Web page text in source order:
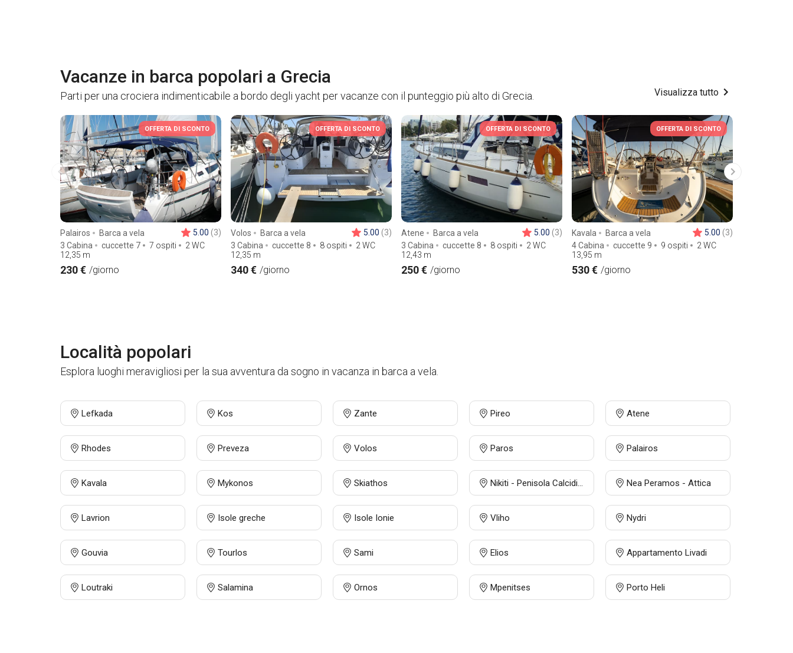
Vacanze in barca popolari a Grecia
Parti per una crociera indimenticabile a bordo degli yacht per vacanze con il punteggio più alto di Grecia.
OFFERTA DI SCONTO
Palairos
Barca a vela
3 Cabina
cuccette 7 7 ospiti
2 WC
12,35 m
230 € /giorno
5.00 (3)
OFFERTA DI SCONTO
Volos
Barca a vela
3 Cabina
cuccette 8 8 ospiti
2 WC
12,35 m
340 € /giorno
5.00 (3)
OFFERTA DI SCONTO
Atene
Barca a vela
3 Cabina
cuccette 8 8 ospiti
2 WC
12,43 m
250 € /giorno
5.00 (3)
OFFERTA DI SCONTO
Kavala
Barca a vela
4 Cabina
cuccette 9 9 ospiti
2 WC
13,95 m
530 € /giorno
5.00 (3)
Visualizza tutto
Località popolari
Esplora luoghi meravigliosi per la sua avventura da sogno in vacanza in barca a vela.
Lefkada Kos Zante Pireo Atene
Rhodes Preveza Volos Paros Palairos
Kavala Mykonos Skiathos Nikiti - Penisola Calcidica Nea Peramos - Attica
Lavrion Isole greche Isole Ionie Vliho Nydri
Gouvia Tourlos Sami Elios Appartamento Livadi
Loutraki Salamina Ornos Mpenitses Porto Heli